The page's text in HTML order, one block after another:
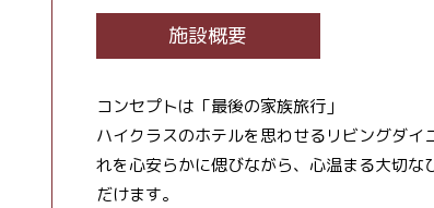
施設概要
コンセプトは「最後の家族旅行」
ハイクラスのホテルを思わせるリビングダ
れを心安らかに偲びながら、心温まる大切
だけます。